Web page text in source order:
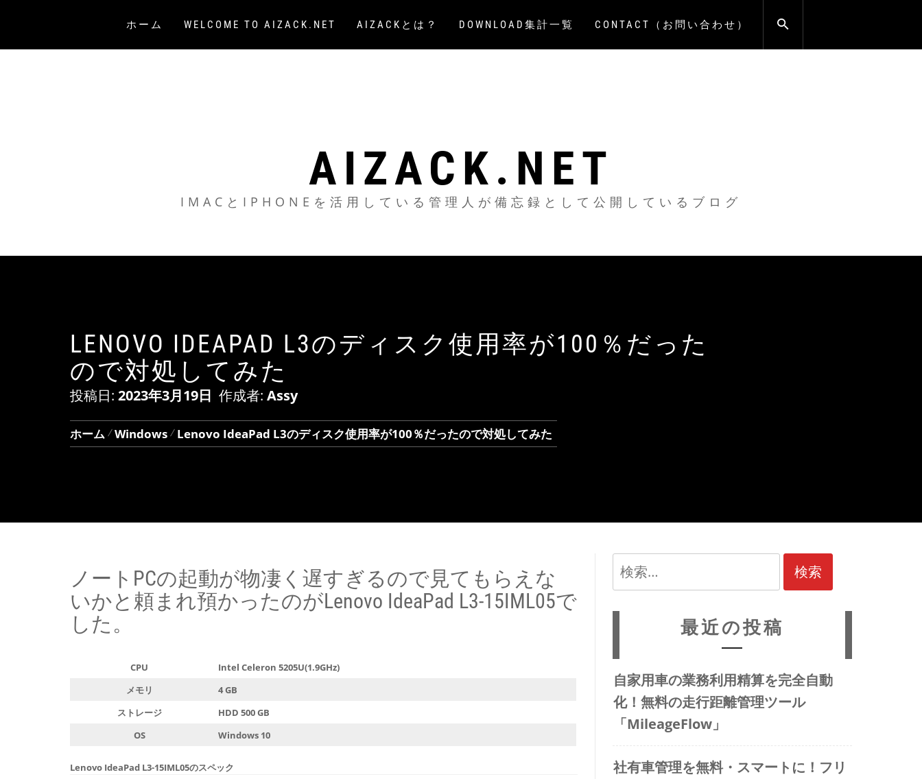
ホーム WELCOME TO AIZACK.NET AIZACKとは？ DOWNLOAD集計一覧 CONTACT（お問い合わせ）
AIZACK.NET
IMACとIPHONEを活用している管理人が備忘録として公開しているブログ
LENOVO IDEAPAD L3のディスク使用率が100％だった
ので対処してみた
投稿日: 2023年3月19日 作成者: Assy
ホーム Windows Lenovo IdeaPad L3のディスク使用率が100％だったので対処してみた
ノートPCの起動が物凄く遅すぎるので見てもらえな
いかと頼まれ預かったのがLenovo IdeaPad L3-15IML05で
した。
CPU
Intel Celeron 5205U(1.9GHz)
メモリ
4 GB
ストレージ
HDD 500 GB
OS
Windows 10
Lenovo IdeaPad L3-15IML05のスペック
検
索:
最近の投稿
自家用車の業務利用精算を完全自動
化！無料の走行距離管理ツール
「MileageFlow」
社有車管理を無料・スマートに！フリ